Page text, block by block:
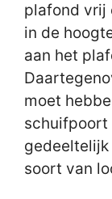
plafond vrij
in de
aan het
moet
schuifpoort
gedeeltelijk
soort van